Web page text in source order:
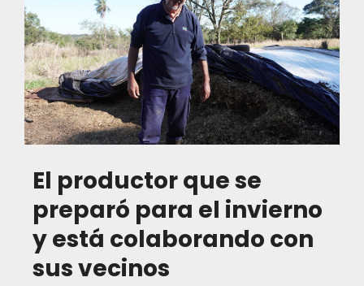
El productor que se
preparó para el invierno
y está colaborando con
sus vecinos